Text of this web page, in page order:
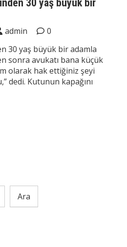
30 yaş büyük bir
admin
0
30 yaş büyük bir adamla
sonra avukatı bana küçük
olarak hak ettiğiniz şeyi
dedi. Kutunun kapağını
Ara